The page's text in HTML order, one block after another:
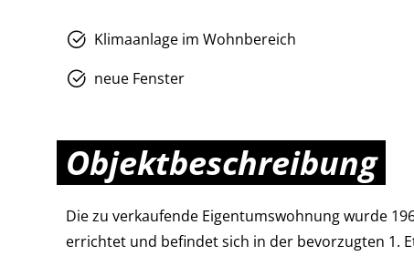
Klimaanlage im Wohnbereich
neue Fenster
Objektbeschreibung
Die zu verkaufende Eigentumswohnung wurde
errichtet und befindet sich in der bevorzugten 1.